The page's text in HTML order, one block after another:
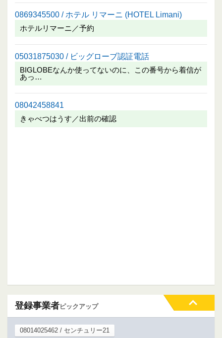
0869345500 / ホテル リマーニ (HOTEL Limani)
ホテルリマーニ／予約
05031875030 / ビッグローブ認証電話
BIGLOBEなんか使ってないのに、この番号から着信が
あっ…
08042458841
きゃべつはうす／出前の確認
登録事業者ピックアップ
08014025462 / センチュリー21